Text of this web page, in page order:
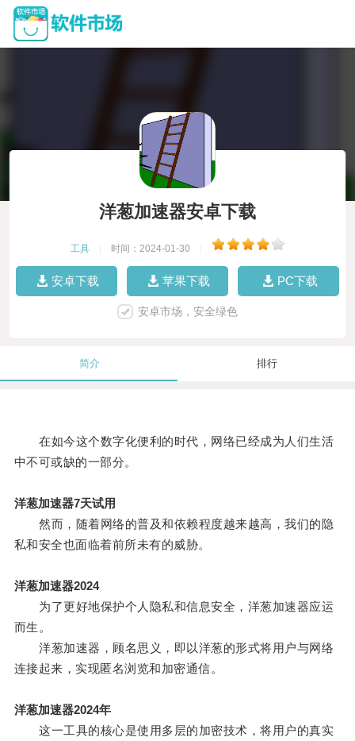
洋葱加速器安卓下载
工具 时间：2024-01-30
安卓下载 苹果下载 PC下载
安卓市场，安全绿色
简介 排行
在如今这个数字化便利的时代，网络已经成为人们生活
中不可或缺的一部分。
洋葱加速器7天试用
然而，随着网络的普及和依赖程度越来越高，我们的隐
私和安全也面临着前所未有的威胁。
洋葱加速器2024
为了更好地保护个人隐私和信息安全，洋葱加速器应运
而生。
洋葱加速器，顾名思义，即以洋葱的形式将用户与网络
连接起来，实现匿名浏览和加密通信。
洋葱加速器2024年
这一工具的核心是使用多层的加密技术，将用户的真实